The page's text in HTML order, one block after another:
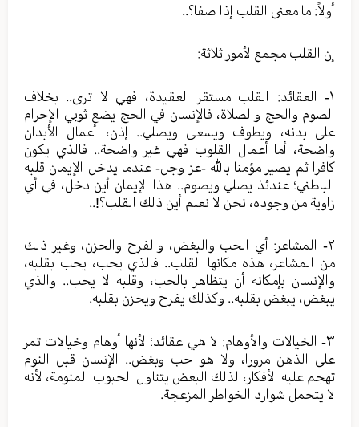
أولاً: ما معنى القلب إذا صفا؟..
إن القلب مجمع لأمور ثلاثة:
١- العقائد: القلب مستقر العقيدة، فهي لا ترى.. بخلاف
الصوم والحج والصلاة، فالإنسان في الحج يضع ثوبي الإحرام
على بدنه، ويطوف ويسعى ويصلي.. إذن، أعمال الأبدان
واضحة، أما أعمال القلوب فهي غير واضحة.. فالذي يكون
كافرا ثم يصير مؤمنا بالله -عز وجل- عندما يدخل الإيمان قلبه
الباطني؛ عندئذ يصلي ويصوم.. هذا الإيمان أين دخل، في أي
زاوية من وجوده، نحن لا نعلم أين ذلك القلب؟!..
٢- المشاعر: أي الحب والبغض، والفرح والحزن، وغير ذلك
من المشاعر، هذه مكانها القلب.. فالذي يحب، يحب بقلبه،
والإنسان بإمكانه أن يتظاهر بالحب، وقلبه لا يحب.. والذي
يبغض، يبغض بقلبه.. وكذلك يفرح ويحزن بقلبه.
٣- الخيالات والأوهام: لا هي عقائد؛ لأنها أوهام وخيالات تمر
على الذهن مرورا، ولا هو حب وبغض.. الإنسان قبل النوم
تهجم عليه الأفكار، لذلك البعض يتناول الحبوب المنومة، لأنه
لا يتحمل شوارد الخواطر المزعجة.